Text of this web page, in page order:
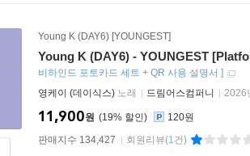
Young K (DAY6) [YOUNGEST]
Young K (DAY6) - YOUNGEST
비하인드 포토카드 세트 + QR 사용 설명서 ]
영케이 (데이식스) 노래 드림어스컴퍼니 2026
19%
11,900원
120원
판매지수 134,427
회원리뷰(1건)